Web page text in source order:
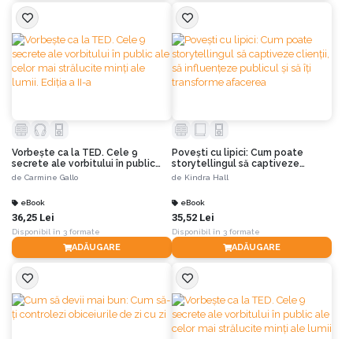
Vorbește ca la TED. Cele 9
secrete ale vorbitului în public
ale celor mai strălucite minți ale
de Carmine Gallo
eBook
36,25 Lei
Disponibil în 3 formate
ADĂUGARE
Povești cu lipici: Cum poate
storytellingul să captiveze
clienții, să influențeze publicul și
de Kindra Hall
eBook
35,52 Lei
Disponibil în 3 formate
ADĂUGARE